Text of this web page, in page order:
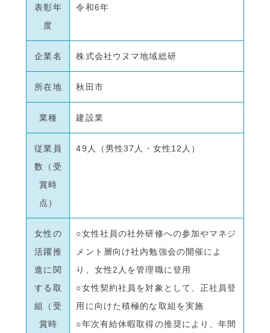
表彰年
度
令和6年
企業名 株式会社ウヌマ地域総研
所在地 秋田市
業種 建設業
従業員
数（受
賞時
点）
49人（男性37人・女性12人）
女性の
活躍推
進に関
する取
組（受
賞時
○女性社員の社外研修への参加やマネジ
メント層向け社内勉強会の開催によ
り、女性2人を管理職に登用
○女性契約社員を対象として、正社員登
用に向けた積極的な取組を実施
○年次有給休暇取得の推奨により、年間